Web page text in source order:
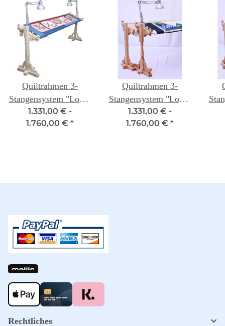
Quiltrahmen 3-
Stangensystem "Love"
Ahorn
1.331,00 € -
1.760,00 € *
Quiltrahmen 3-
Stangensystem "Love"
Erle
1.331,00 € -
1.760,00 € *
Rechtliches